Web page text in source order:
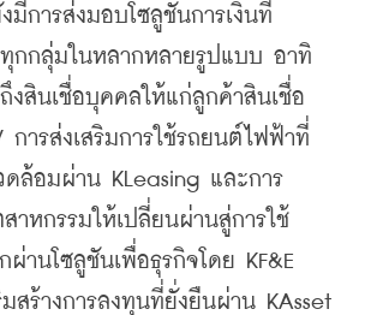
ารส่งมอบโซลูชันการเงินที่
กกลุ่มในหลากหลายรูปแบบ อาทิ
ถึงสินเชื่อบุคคลให้แก่ลูกค้าสินเชื่อ
การส่งเสริมการใช้รถยนต์ไฟฟ้าที่
ดล้อมผ่าน KLeasing และการ
าหกรรมให้เปลี่ยนผ่านสู่การใช้
ผ่านโซลูชันเพื่อธุรกิจโดย KF&E
สร้างการลงทุนที่ยั่งยืนผ่าน KAsset